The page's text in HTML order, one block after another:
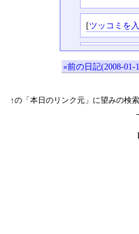
[ツッコミを
«前の日記(2008-01-
↑の「本日のリンク元」に望みの検